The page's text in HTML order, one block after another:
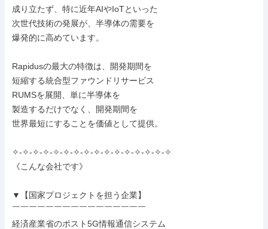
成り立たず、特に近年AIやIoTといった
次世代技術の発展が、半導体の需要を
爆発的に高めています。
Rapidusの最大の特徴は、開発期間を
短縮する統合型ファウンドリサービス
RUMSを展開、単に半導体を
製造するだけでなく、開発期間を
世界最短にすることを価値として提供。
✧-✧-✧-✧-✧-✧-✧-✧-✧-✧-✧-✧-✧-✧-✧-✧
《こんな会社です》
▼【国家プロジェクトを担う企業】
￣￣￣￣￣￣￣￣￣￣￣￣￣￣￣￣
経済産業省のポスト5G情報通信システム